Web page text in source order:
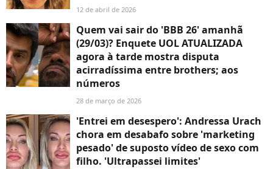
12 de abril de 2026
Quem vai sair do 'BBB 26' amanhã
(29/03)? Enquete UOL ATUALIZADA
agora à tarde mostra disputa
acirradíssima entre brothers; aos
números
28 de março de 2026
'Entrei em desespero': Andressa Urach
chora em desabafo sobre 'marketing
pesado' de suposto vídeo de sexo com
filho. 'Ultrapassei limites'